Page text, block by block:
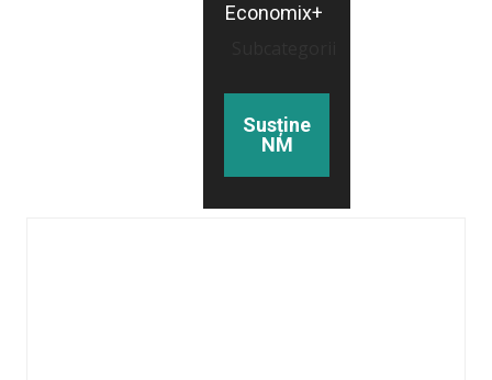
Economix+
Susține
NM